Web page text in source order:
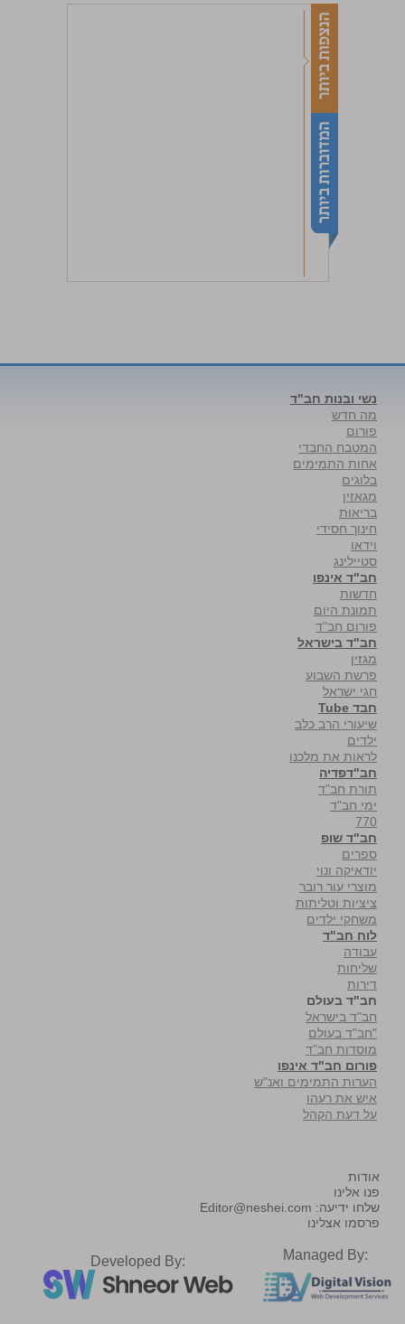
נשי ובנות חב"ד
מה חדש
פורום
המטבח החבדי
אחות התמימים
בלוגים
מגאזין
בריאות
חינוך חסידי
וידאו
סטיילינג
חב"ד אינפו
חדשות
תמונת היום
פורום חב"ד
חב"ד בישראל
מגזין
פרשת השבוע
חגי ישראל
חבד Tube
שיעורי הרב כלב
ילדים
לראות את מלכנו
חב"דפדיה
תורת חב"ד
ימי חב"ד
770
חב"ד שופ
ספרים
יודאיקה ונוי
מוצרי עור רובר
ציציות וטליתות
משחקי ילדים
לוח חב"ד
עבודה
שליחות
דירות
חב"ד בעולם
חב"ד בישראל
"חב"ד בעולם
מוסדות חב"ד
פורום חב"ד אינפו
הערות התמימים ואנ"ש
איש את רעהו
על דעת הקהל
אודות
פנו אלינו
שלחו ידיעה: Editor@neshei.com
פרסמו אצלינו
Developed By: Managed By: